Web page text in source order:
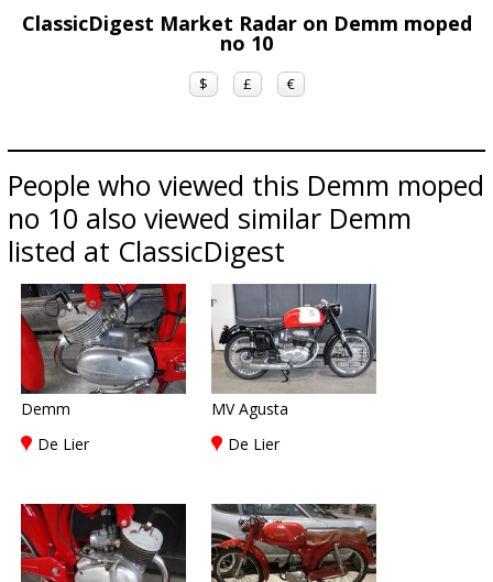
ClassicDigest Market Radar on Demm moped
no 10
$ £ €
People who viewed this Demm moped
no 10 also viewed similar Demm
listed at ClassicDigest
Demm
De Lier
MV Agusta
De Lier